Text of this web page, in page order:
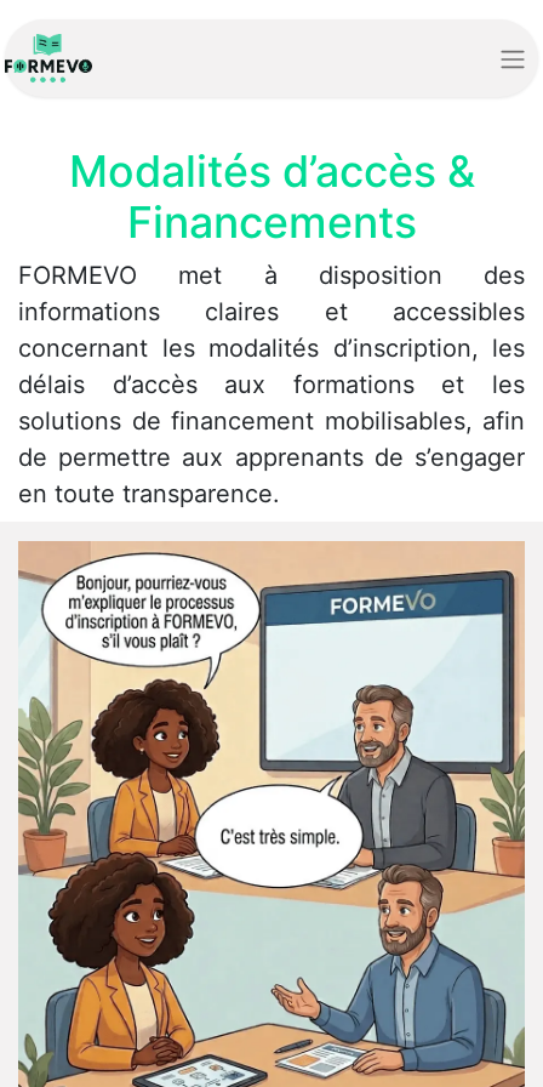
Modalités d’accès &
Financements
FORMEVO met à disposition des
informations claires et accessibles
concernant les modalités d’inscription, les
délais d’accès aux formations et les
solutions de financement​ mobilisables, afin
de permettre aux apprenants de s’engager
en toute transparence.